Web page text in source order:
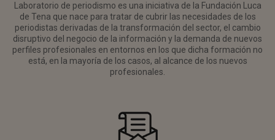
Laboratorio de periodismo es una iniciativa de la Fundación Luca
de Tena que nace para tratar de cubrir las necesidades de los
periodistas derivadas de la transformación del sector, el cambio
disruptivo del negocio de la información y la demanda de nuevos
perfiles profesionales en entornos en los que dicha formación no
está, en la mayoría de los casos, al alcance de los nuevos
profesionales.